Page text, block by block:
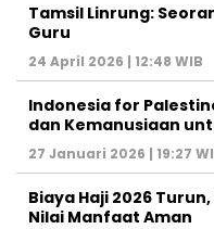
Tamsil Linrung:
Guru
24 April 2026 | 12:48 WIB
Indonesia for
dan Kemanusiaan
27 Januari 2026 | 19:27
Biaya Haji 2026
Nilai Manfaat Aman